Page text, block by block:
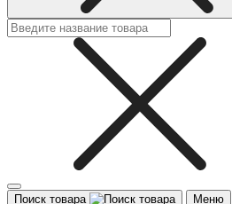
Поиск товара Меню